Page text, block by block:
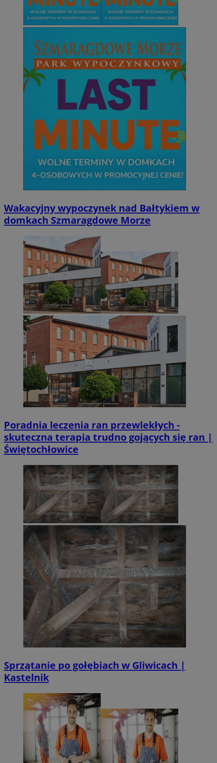
Wakacyjny wypoczynek nad Bałtykiem w
domkach Szmaragdowe Morze
Poradnia leczenia ran przewlekłych -
skuteczna terapia trudno gojących się ran |
Świętochłowice
Sprzątanie po gołębiach w Gliwicach |
Kastelnik